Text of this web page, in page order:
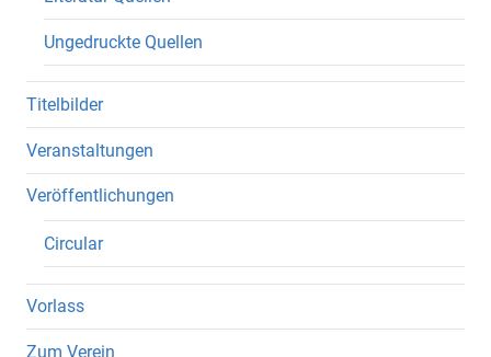
Ungedruckte Quellen
Titelbilder
Veranstaltungen
Veröffentlichungen
Circular
Vorlass
Zum Verein